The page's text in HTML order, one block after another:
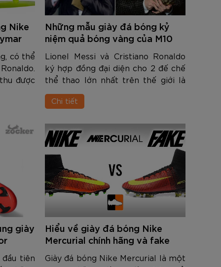
Nike
có thể
được
mà
Những mẫu giày đá bóng kỷ
niệm quả bóng vàng của M10
Lionel Messi và Cristiano Ronaldo
ký hợp đồng đại diện cho 2 đế chế
thể thao lớn nhất trên thế giới là
đa thiết kế riêng cho M10 và CR7
Chi tiết
giày
tiên
Hiểu về giày đá bóng Nike
Mercurial chính hãng và fake
Giày đá bóng Nike Mercurial là một